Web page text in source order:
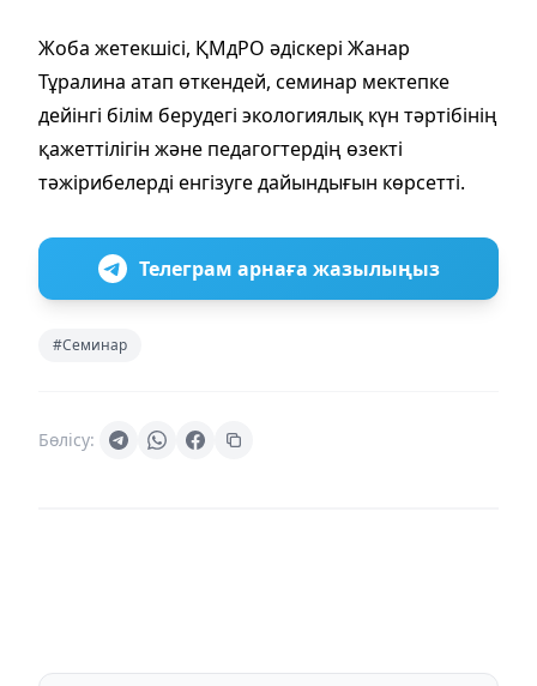
Жоба жетекшісі, ҚМдРО әдіскері Жанар
Тұралина атап өткендей, семинар мектепке
дейінгі білім берудегі экологиялық күн тәртібінің
қажеттілігін және педагогтердің өзекті
тәжірибелерді енгізуге дайындығын көрсетті.
Телеграм арнаға жазылыңыз
#Семинар
Бөлісу: